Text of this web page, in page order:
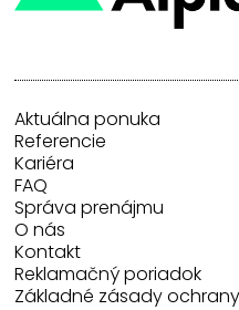
Aktuálna ponuka
Referencie
Kariéra
FAQ
Správa prenájmu
O nás
Kontakt
Reklamačný poriadok
Základné zásady